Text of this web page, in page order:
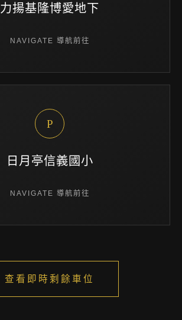
力揚基隆博愛地下
NAVIGATE 導航前往
P
日月亭信義國小
NAVIGATE 導航前往
查看即時剩餘車位